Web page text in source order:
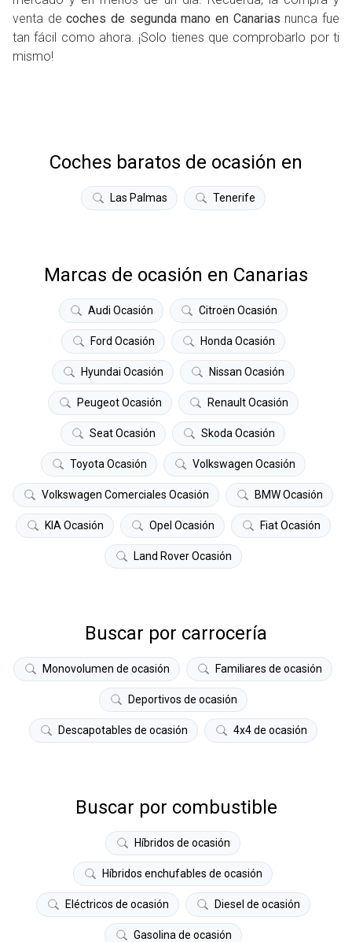
venta decoches de segunda mano en Canarias nunca fue
tan fácil como ahora. ¡Solo tienes que comprobarlo por ti
mismo!
Coches baratos de ocasión en
Las Palmas Tenerife
Marcas de ocasión en Canarias
Audi Ocasión Citroën Ocasión
Ford Ocasión Honda Ocasión
Hyundai Ocasión Nissan Ocasión
Peugeot Ocasión Renault Ocasión
Seat Ocasión Skoda Ocasión
Toyota Ocasión Volkswagen Ocasión
Volkswagen Comerciales Ocasión BMW Ocasión
KIA Ocasión Opel Ocasión Fiat Ocasión
Land Rover Ocasión
Buscar por carrocería
Monovolumen de ocasión Familiares de ocasión
Deportivos de ocasión
Descapotables de ocasión 4x4 de ocasión
Buscar por combustible
Híbridos de ocasión
Híbridos enchufables de ocasión
Eléctricos de ocasión Diesel de ocasión
Gasolina de ocasión